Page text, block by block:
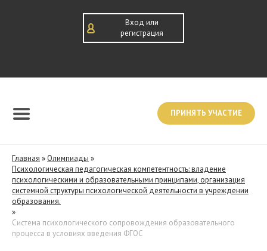
Вход или
регистрация
ПРИНЯТЬ УЧАСТИЕ
Главная » Олимпиады »
Психологическая педагогическая компетентность: владение
психологическими и образовательными принципами, организация
системной структуры психологической деятельности в учреждении
образования.
»
Система психологического сопровождения образовательного
процесса в условиях введения ФГОС